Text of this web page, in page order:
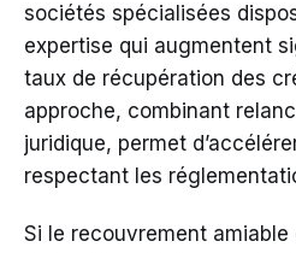
sociétés spécialisées
expertise qui augmentent
taux de récupération des
approche, combinant
juridique, permet
respectant les
Si le recouvrement amiable